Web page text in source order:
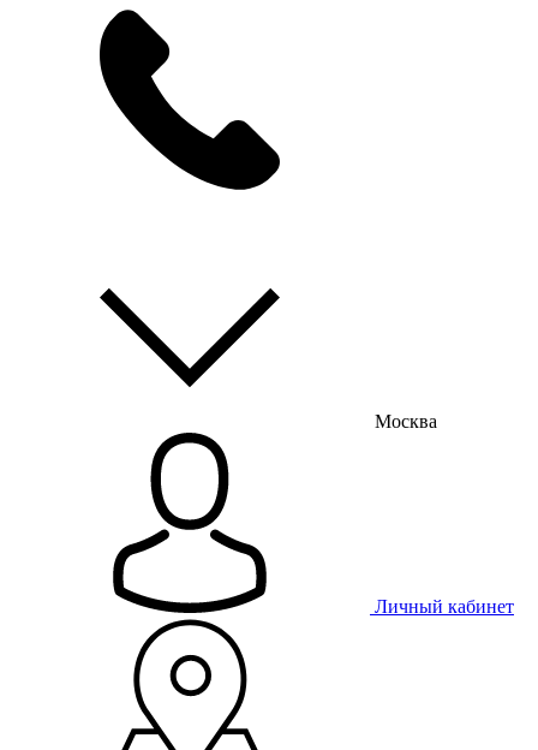
Москва
Личный кабинет